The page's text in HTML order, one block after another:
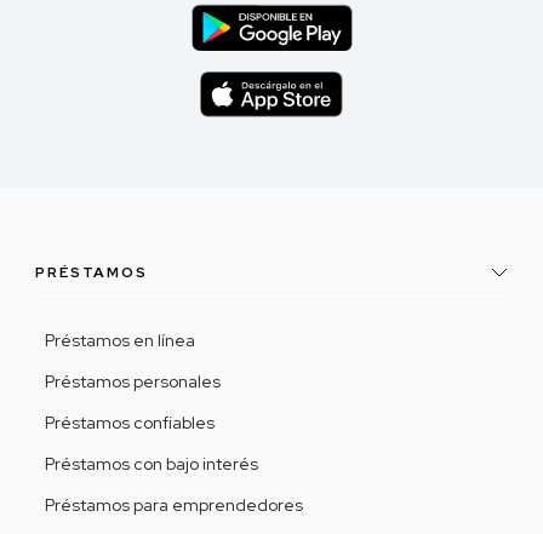
PRÉSTAMOS
Préstamos en línea
Préstamos personales
Préstamos confiables
Préstamos con bajo interés
Préstamos para emprendedores